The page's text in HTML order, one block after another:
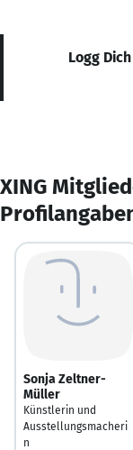
Logg
XING
Sonja Zeltner-
Müller
Künstlerin und
Ausstellungsmacheri
n